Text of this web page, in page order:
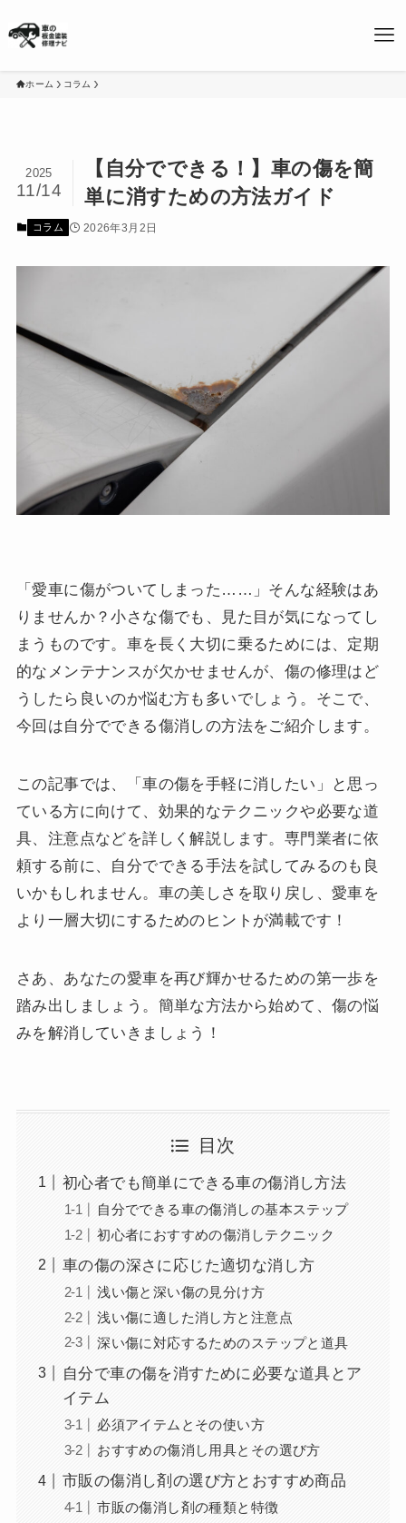
ホーム コラム
【自分でできる！】車の傷を簡
単に消すための方法ガイド
2025
11/14
コラム 2026年3月2日
「愛車に傷がついてしまった……」そんな経験はあ
りませんか？小さな傷でも、見た目が気になってし
まうものです。車を長く大切に乗るためには、定期
的なメンテナンスが欠かせませんが、傷の修理はど
うしたら良いのか悩む方も多いでしょう。そこで、
今回は自分でできる傷消しの方法をご紹介します。
この記事では、「車の傷を手軽に消したい」と思っ
ている方に向けて、効果的なテクニックや必要な道
具、注意点などを詳しく解説します。専門業者に依
頼する前に、自分でできる手法を試してみるのも良
いかもしれません。車の美しさを取り戻し、愛車を
より一層大切にするためのヒントが満載です！
さあ、あなたの愛車を再び輝かせるための第一歩を
踏み出しましょう。簡単な方法から始めて、傷の悩
みを解消していきましょう！
目次
初心者でも簡単にできる車の傷消し方法
自分でできる車の傷消しの基本ステップ
初心者におすすめの傷消しテクニック
車の傷の深さに応じた適切な消し方
浅い傷と深い傷の見分け方
浅い傷に適した消し方と注意点
深い傷に対応するためのステップと道具
自分で車の傷を消すために必要な道具とア
イテム
必須アイテムとその使い方
おすすめの傷消し用具とその選び方
市販の傷消し剤の選び方とおすすめ商品
市販の傷消し剤の種類と特徴